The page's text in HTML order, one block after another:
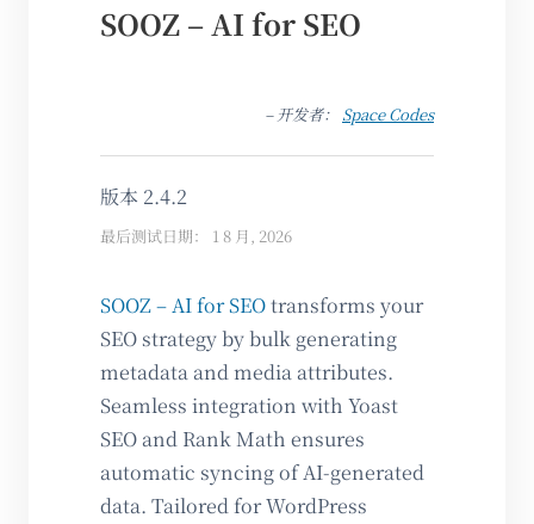
SOOZ – AI for SEO
– 开发者： Space Codes
版本 2.4.2
最后测试日期： 1 8 月, 2026
SOOZ – AI for SEOtransforms your
SEO strategy by bulk generating
metadata and media attributes.
Seamless integration with Yoast
SEO and Rank Math ensures
automatic syncing of AI-generated
data. Tailored for WordPress